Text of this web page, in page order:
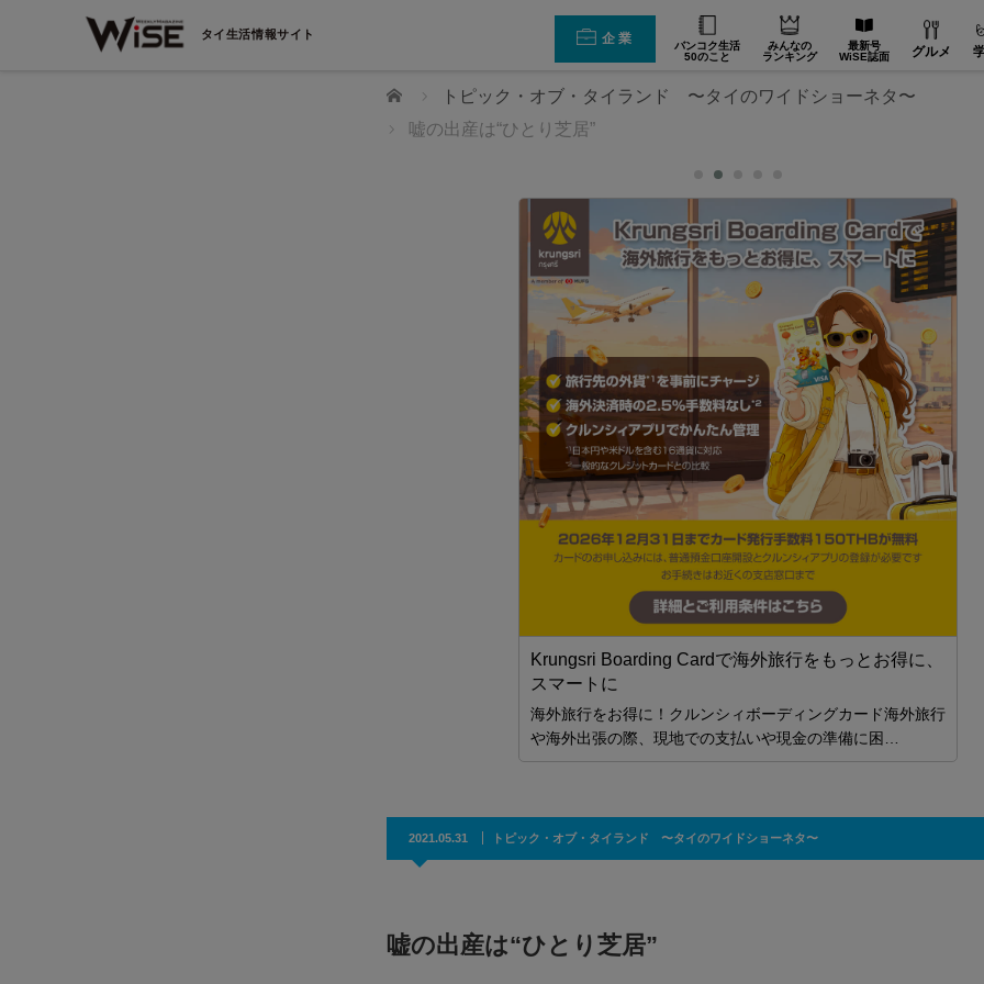
タイ生活情報サイト 企業
バンコク生活
50のこと
みんなの
ランキング
最新号
WiSE誌面
グルメ
ホーム
トピック・オブ・タイランド 〜タイのワイドショーネタ〜
嘘の出産は“ひとり芝居”
Krungsri Boarding Cardで海外旅行をもっとお得に、
スマートに
海外旅行をお得に！クルンシィボーディングカード海外旅行
や海外出張の際、現地での支払いや現金の準備に困…
2021.05.31 トピック・オブ・タイランド 〜タイのワイドショーネタ〜
嘘の出産は“ひとり芝居”